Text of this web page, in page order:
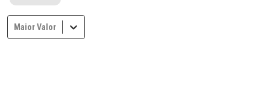
Maior Valor